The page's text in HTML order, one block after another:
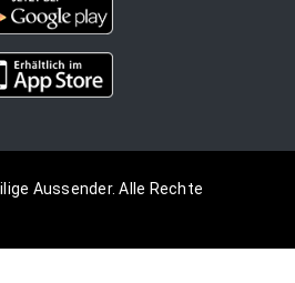
Aussender. Alle Rechte